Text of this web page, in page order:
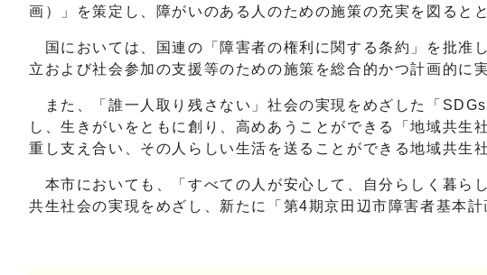
画）」を策定し、障がいのある人のための施策の充実を図ると
国においては、国連の「障害者の権利に関する条約」を批准
立および社会参加の支援等のための施策を総合的かつ計画的に
また、「誰一人取り残さない」社会の実現をめざした「
し、生きがいをともに創り、高めあうことができる「地域共
重し支え合い、その人らしい生活を送ることができる地域共生
本市においても、「すべての人が安心して、自分らしく暮ら
共生社会の実現をめざし、新たに「第4期京田辺市障害者基本